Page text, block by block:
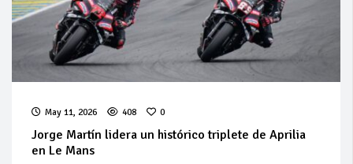
May 11, 2026 408 0
Jorge Martín lidera un histórico triplete de Aprilia
en Le Mans